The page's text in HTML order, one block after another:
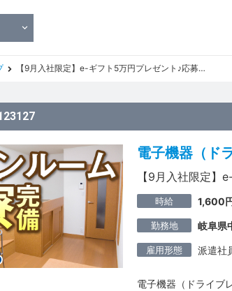
【9月入社限定】e-ギフト5万円プレゼント♪応募するなら今!!
電子機器（ド
【9月入社限定】
時給 1,600
勤務地 岐阜県
雇用形態 派遣社
電子機器（ドライブ